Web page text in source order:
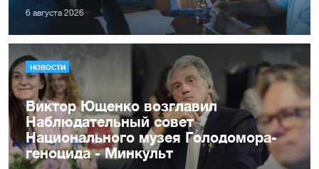
6 августа 2026
НОВОСТИ
Виктор Ющенко возглавил
Наблюдательный совет
Национального музея Голодомора-
геноцида - Минкульт